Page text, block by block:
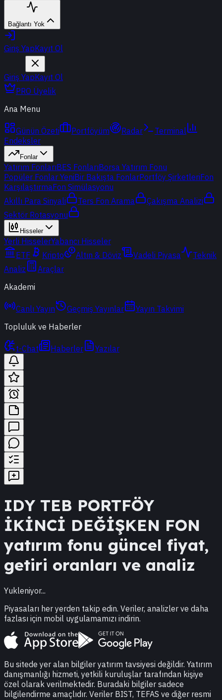
Bağlantı Yok
Giriş YapKayıt Ol
Giriş YapKayıt Ol
PRO Üyelik
Ana Menu
Günün Özeti Portföyüm Radar
Terminal
Endeksler
Fonlar
Yatırım FonlarıBES FonlarıBorsa Yatırım Fonu
Popüler Fonlar YeniBir Bakışta FonlarPortföy ŞirketleriFon
KarşılaştırmaFon Simülasyonu
Akıllı Para Sinyali
Ters Fon Arama
Çakışma Analizi
Sektör Rotasyonu
Hisseler
Yerli HisselerYabancı Hisseler
ETF
Kripto Altın & Döviz Vadeli Piyasa
Teknik
Analiz
Araçlar
Akademi
Canlı Yayın Geçmiş Yayınlar
Yayın Takvimi
Topluluk ve Haberler
t-Chat Haberler Yazılar
IDY TEB PORTFÖY
İKİNCİ DEĞİŞKEN FON
yatırım fonu güncel fiyat,
getiri oranları ve analiz
Yukleniyor...
Piyasaları her yerden takip edin. Veriler, analizler ve daha
fazlası için mobil uygulamamızı indirin.
Bu sitede yer alan bilgiler yatırım tavsiyesi değildir. Yatırım
danışmanlığı hizmeti, yetkili kuruluşlar tarafından kişiye
özel olarak verilmektedir. Buradaki bilgiler sadece
bilgilendirme amaçlıdır. Veriler BIST, TEFAS ve diğer resmi